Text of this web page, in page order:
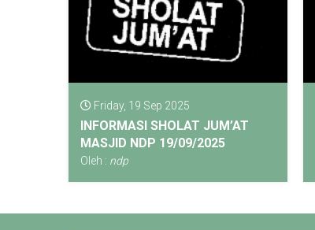
Friday, 19 Sep 2025
INFORMASI SHOLAT JUM’AT
MASJID NDP 19/09/2025
Oleh : ndp